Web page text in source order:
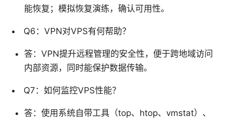
能恢复；模拟恢复演练，确认可用性。
Q6：VPN对VPS有何帮助？
答：VPN提升远程管理的安全性，便于跨地域访问
内部资源，同时能保护数据传输。
Q7：如何监控VPS性能？
答：使用系统自带工具（top、htop、vmstat）、